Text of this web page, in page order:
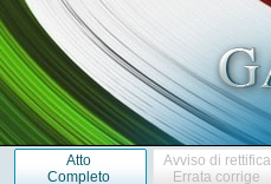
Atto
Completo
Avviso di rettifica
Errata corrige